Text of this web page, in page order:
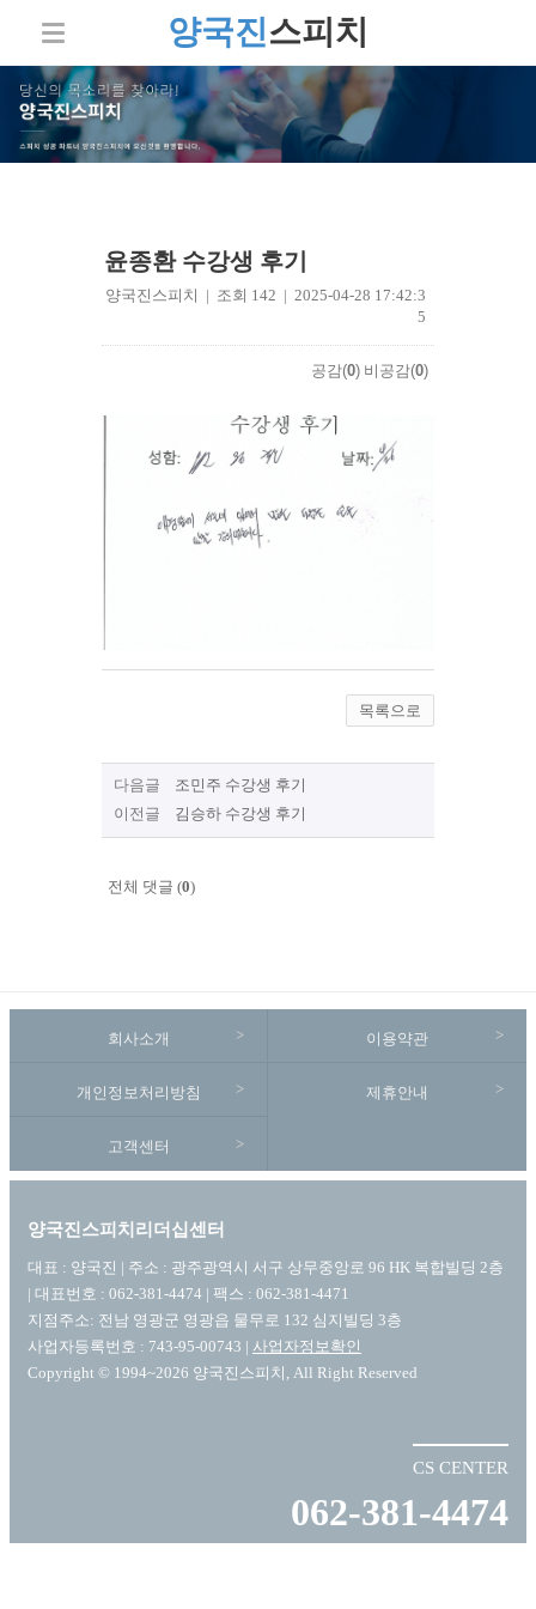
양국진스피치
윤종환 수강생 후기
양국진스피치 | 조회 142 | 2025-04-28 17:42:3
5
공감(0) 비공감(0)
목록으로
다음글 조민주 수강생 후기
이전글 김승하 수강생 후기
전체 댓글 (0)
회사소개 이용약관
개인정보처리방침 제휴안내
고객센터
양국진스피치리더십센터
대표 : 양국진 | 주소 : 광주광역시 서구 상무중앙로 96 HK 복합빌딩 2층
| 대표번호 : 062-381-4474 | 팩스 : 062-381-4471
지점주소: 전남 영광군 영광읍 물무로 132 심지빌딩 3층
사업자등록번호 : 743-95-00743 | 사업자정보확인
Copyright © 1994~2026 양국진스피치, All Right Reserved
CS CENTER
062-381-4474